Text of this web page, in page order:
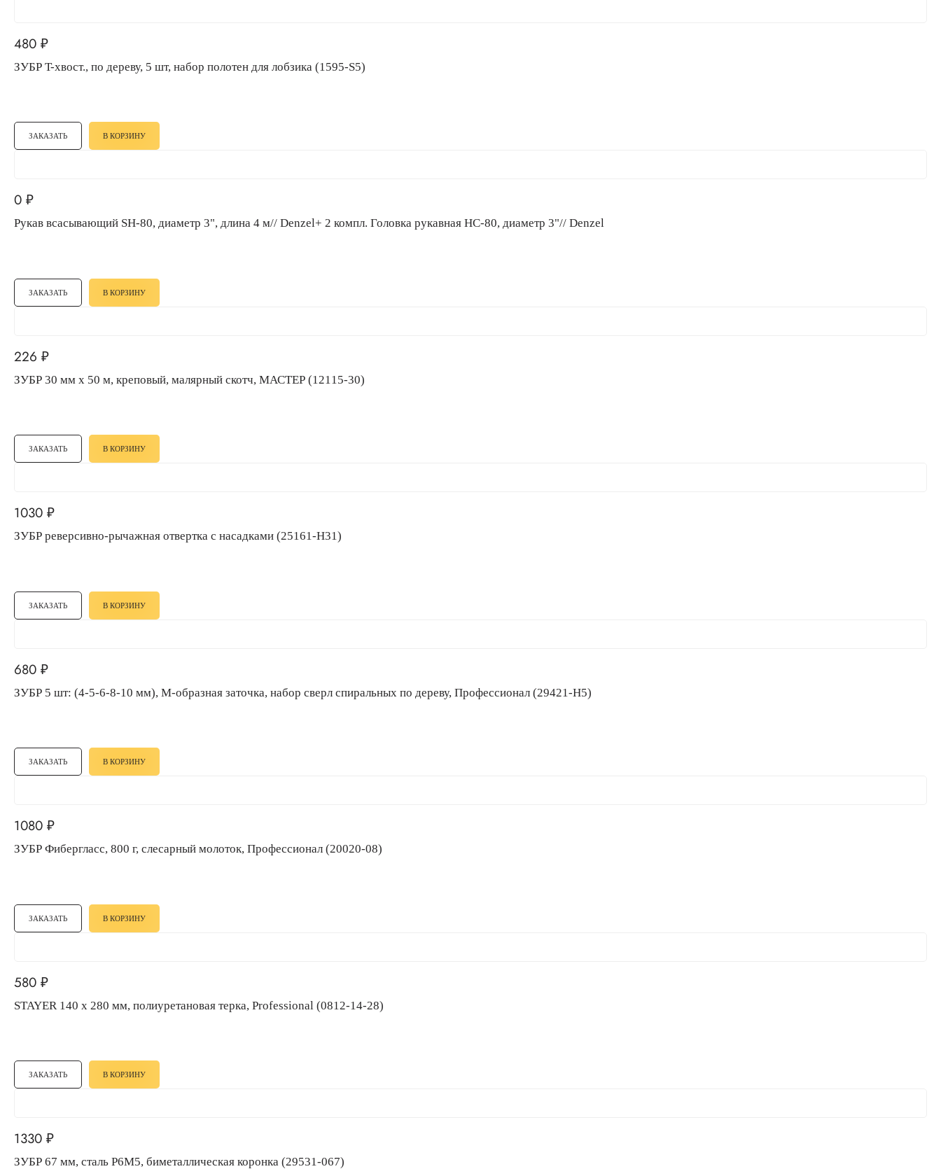
480 ₽
ЗУБР T-хвост., по дереву, 5 шт, набор полотен для лобзика (1595-S5)
ЗАКАЗАТЬ В КОРЗИНУ
0 ₽
Рукав всасывающий SH-80, диаметр 3", длина 4 м// Denzel+ 2 компл. Головка рукавная HC-80, диаметр 3"// Denzel
ЗАКАЗАТЬ В КОРЗИНУ
226 ₽
ЗУБР 30 мм х 50 м, креповый, малярный скотч, МАСТЕР (12115-30)
ЗАКАЗАТЬ В КОРЗИНУ
1030 ₽
ЗУБР реверсивно-рычажная отвертка с насадками (25161-H31)
ЗАКАЗАТЬ В КОРЗИНУ
680 ₽
ЗУБР 5 шт: (4-5-6-8-10 мм), М-образная заточка, набор сверл спиральных по дереву, Профессионал (29421-H5)
ЗАКАЗАТЬ В КОРЗИНУ
1080 ₽
ЗУБР Фибергласс, 800 г, слесарный молоток, Профессионал (20020-08)
ЗАКАЗАТЬ В КОРЗИНУ
580 ₽
STAYER 140 x 280 мм, полиуретановая терка, Professional (0812-14-28)
ЗАКАЗАТЬ В КОРЗИНУ
1330 ₽
ЗУБР 67 мм, сталь Р6М5, биметаллическая коронка (29531-067)